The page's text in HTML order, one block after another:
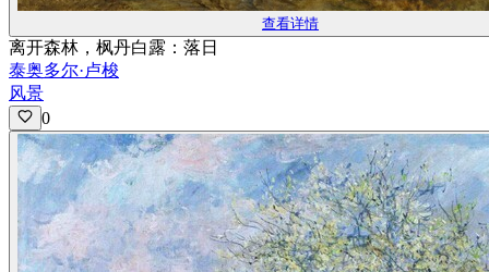
查看详情
离开森林，枫丹白露：落日
泰奥多尔·卢梭
风景
0